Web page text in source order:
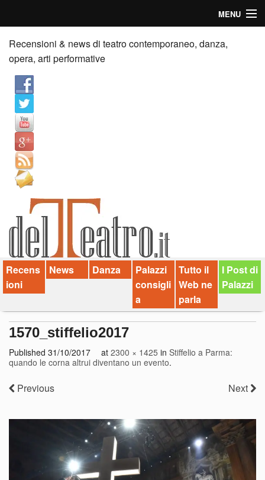
MENU
Home
Recensioni
Anticipazioni
News
Palazzi consiglia
Video
Chi siamo
Contatti
dT in English
Recensioni & news di teatro contemporaneo, danza,
opera, arti performative
Recens
ioni
News Danza
Palazzi
consigli
a
Tutto il
Web ne
parla
I Post di
Palazzi
1570_stiffelio2017
Published 31/10/2017 at 2300 × 1425 in Stiffelio a Parma:
quando le corna altrui diventano un evento.
Previous Next